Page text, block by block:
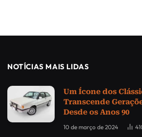
NOTÍCIAS MAIS LIDAS
Um Ícone dos
Transcende
Desde os Anos 90
10 de março de 2024